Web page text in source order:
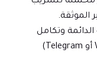
الموثقة.
الدائمة وتكامل
تطبيقات المراسلة (مثل WhatsApp أو Telegram)